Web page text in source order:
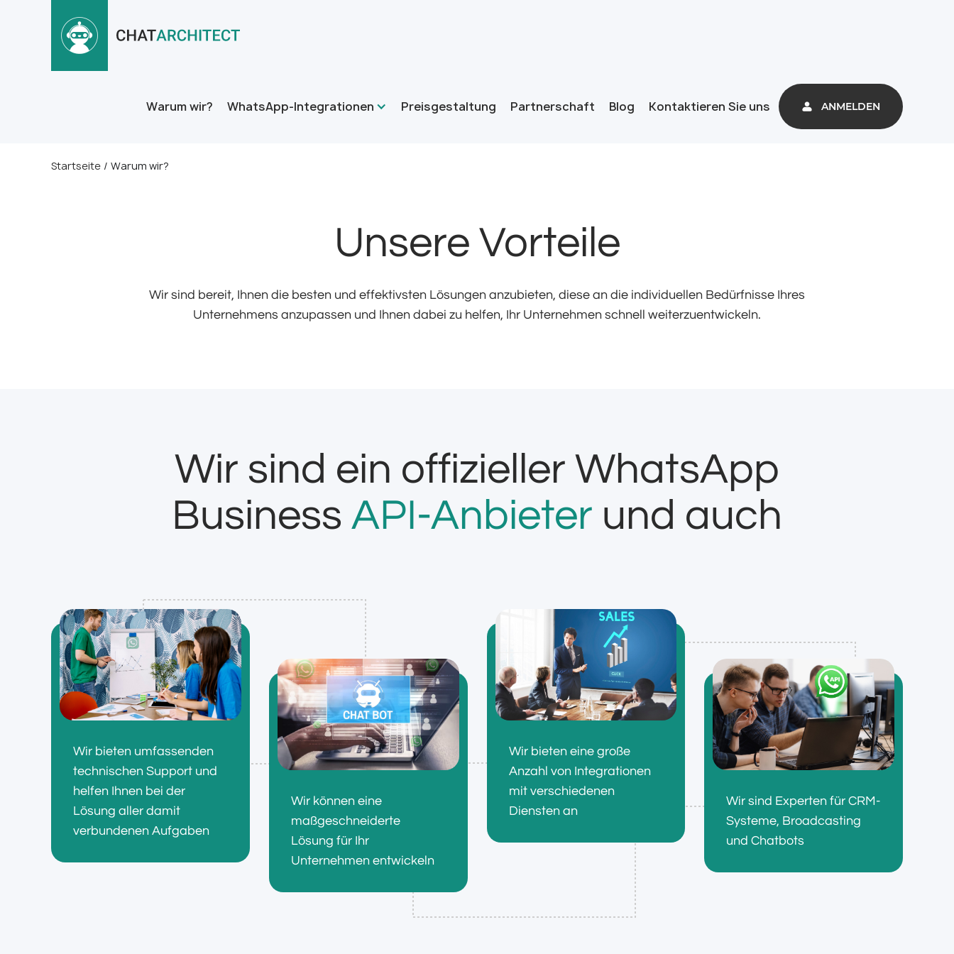
Warum wir? WhatsApp-Integrationen Preisgestaltung Partnerschaft Blog Kontaktieren Sie uns ANMELDEN
Startseite / Warum wir?
Unsere Vorteile
Wir sind bereit, Ihnen die besten und effektivsten Lösungen anzubieten, diese an die individuellen Bedürfnisse Ihres
Unternehmens anzupassen und Ihnen dabei zu helfen, Ihr Unternehmen schnell weiterzuentwickeln.
Wir sind ein offizieller WhatsApp
Business API-Anbieter und auch
Wir bieten umfassenden
technischen Support und
helfen Ihnen bei der
Lösung aller damit
verbundenen Aufgaben
Wir können eine
maßgeschneiderte
Lösung für Ihr
Unternehmen entwickeln
Wir bieten eine große
Anzahl von Integrationen
mit verschiedenen
Diensten an
Wir sind Experten für CRM-
Systeme, Broadcasting
und Chatbots